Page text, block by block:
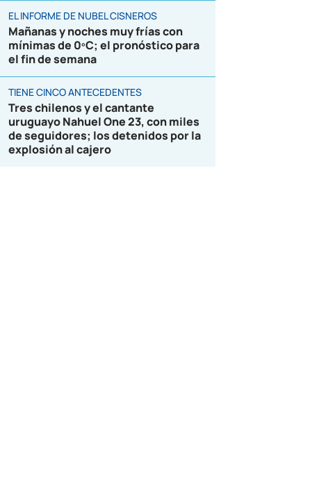
EL INFORME DE NUBEL CISNEROS
Mañanas y noches muy frías con
mínimas de 0ºC; el pronóstico para
el fin de semana
TIENE CINCO ANTECEDENTES
Tres chilenos y el cantante
uruguayo Nahuel One 23, con miles
de seguidores; los detenidos por la
explosión al cajero